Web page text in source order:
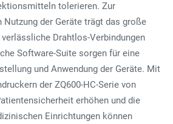
tolerieren. Zur
Nutzung der Geräte trägt das große
Drahtlos-Verbindungen
Software-Suite sorgen für eine
und Anwendung der Geräte. Mit
der ZQ600-HC-Serie von
erhöhen und die
Einrichtungen können